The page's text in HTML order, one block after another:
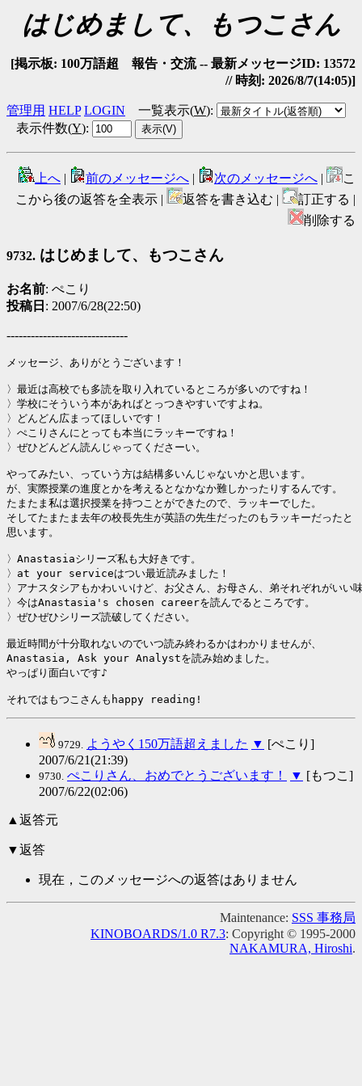
はじめまして、もつこさん
[掲示板: 100万語超 報告・交流 -- 最新メッセージID: 13572
// 時刻: 2026/8/7(14:05)]
管理用 HELP LOGIN 一覧表示(W):
表示件数(Y):
上へ | 前のメッセージへ | 次のメッセージへ |
こ
こから後の返答を全表示 |
返答を書き込む |
訂正する |
削除する
9732. はじめまして、もつこさん
お名前: ぺこり
投稿日 : 2007/6/28(22:50)
------------------------------
メッセージ、ありがとうございます！
〉最近は高校でも多読を取り入れているところが多いのですね！
〉学校にそういう本があればとっつきやすいですよね。
〉どんどん広まってほしいです！
〉ぺこりさんにとっても本当にラッキーですね！
〉ぜひどんどん読んじゃってくださーい。
やってみたい、っていう方は結構多いんじゃないかと思います。
が、実際授業の進度とかを考えるとなかなか難しかったりするんです。
たまたま私は選択授業を持つことができたので、ラッキーでした。
そしてたまたま去年の校長先生が英語の先生だったのもラッキーだったと
思います。
〉Anastasiaシリーズ私も大好きです。
〉at your serviceはつい最近読みました！
〉アナスタシアもかわいいけど、お父さん、お母さん、弟それぞれがいい
〉今はAnastasia's chosen careerを読んでるところです。
〉ぜひぜひシリーズ読破してください。
最近時間が十分取れないのでいつ読み終わるかはわかりませんが、
Anastasia, Ask your Analystを読み始めました。
やっぱり面白いです♪
それではもつこさんもhappy reading!
9729. ようやく150万語超えました ▼ [ぺこり]
2007/6/21(21:39)
9730. ぺこりさん、おめでとうございます！ ▼ [もつこ]
2007/6/22(02:06)
▲返答元
▼返答
現在，このメッセージへの返答はありません
Maintenance: SSS 事務局
KINOBOARDS/1.0 R7.3: Copyright © 1995-2000
NAKAMURA, Hiroshi.